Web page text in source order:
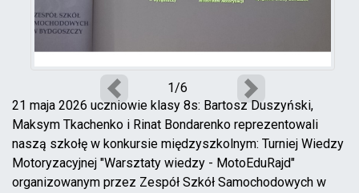
Poprzedni Następny
1/6
21 maja 2026 uczniowie klasy 8s: Bartosz Duszyński,
Maksym Tkachenko i Rinat Bondarenko reprezentowali
naszą szkołę w konkursie międzyszkolnym: Turniej Wiedzy
Motoryzacyjnej "Warsztaty wiedzy - MotoEduRajd"
organizowanym przez Zespół Szkół Samochodowych w